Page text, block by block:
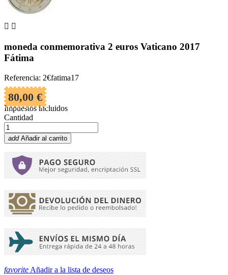
 
moneda conmemorativa 2 euros Vaticano 2017
Fátima
Referencia: 2€fatima17
80,00 €
Impuestos incluidos
Cantidad
add Añadir al carrito
favorite Añadir a la lista de deseos